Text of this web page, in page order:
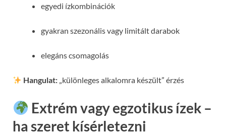
egyedi ízkombinációk
gyakran szezonális vagy limitált darabok
elegáns csomagolás
Hangulat: „különleges alkalomra készült” érzés
Extrém vagy egzotikus ízek –
ha szeret kísérletezni